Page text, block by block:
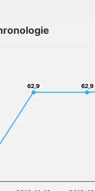
62,9
62,9 62,9
62,9